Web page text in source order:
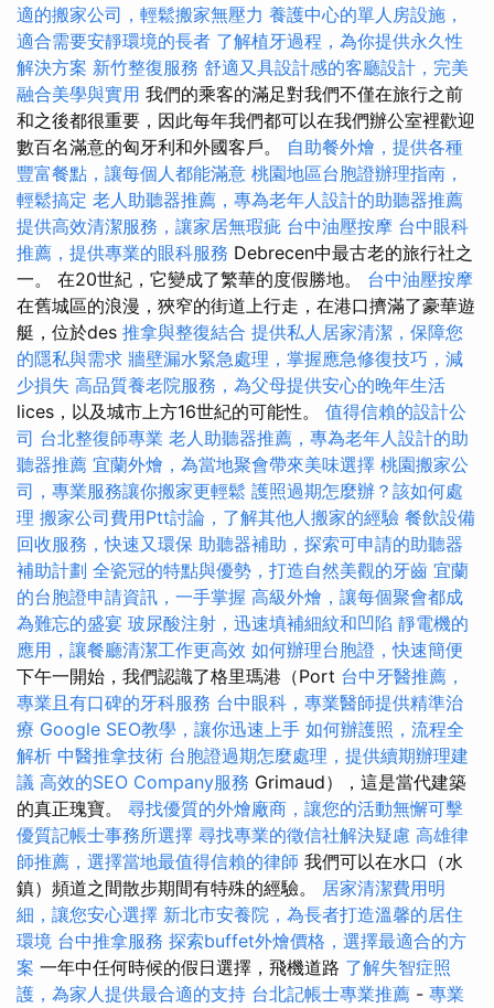
適的搬家公司，輕鬆搬家無壓力 養護中心的單人房設施，
適合需要安靜環境的長者 了解植牙過程，為你提供永久性
解決方案 新竹整復服務 舒適又具設計感的客廳設計，完美
融合美學與實用 我們的乘客的滿足對我們不僅在旅行之前
和之後都很重要，因此每年我們都可以在我們辦公室裡歡迎
數百名滿意的匈牙利和外國客戶。 自助餐外燴，提供各種
豐富餐點，讓每個人都能滿意 桃園地區台胞證辦理指南，
輕鬆搞定 老人助聽器推薦，專為老年人設計的助聽器推薦
提供高效清潔服務，讓家居無瑕疵 台中油壓按摩 台中眼科
推薦，提供專業的眼科服務 Debrecen中最古老的旅行社之
一。 在20世紀，它變成了繁華的度假勝地。 台中油壓按摩
在舊城區的浪漫，狹窄的街道上行走，在港口擠滿了豪華遊
艇，位於des 推拿與整復結合 提供私人居家清潔，保障您
的隱私與需求 牆壁漏水緊急處理，掌握應急修復技巧，減
少損失 高品質養老院服務，為父母提供安心的晚年生活
lices，以及城市上方16世紀的可能性。 值得信賴的設計公
司 台北整復師專業 老人助聽器推薦，專為老年人設計的助
聽器推薦 宜蘭外燴，為當地聚會帶來美味選擇 桃園搬家公
司，專業服務讓你搬家更輕鬆 護照過期怎麼辦？該如何處
理 搬家公司費用Ptt討論，了解其他人搬家的經驗 餐飲設備
回收服務，快速又環保 助聽器補助，探索可申請的助聽器
補助計劃 全瓷冠的特點與優勢，打造自然美觀的牙齒 宜蘭
的台胞證申請資訊，一手掌握 高級外燴，讓每個聚會都成
為難忘的盛宴 玻尿酸注射，迅速填補細紋和凹陷 靜電機的
應用，讓餐廳清潔工作更高效 如何辦理台胞證，快速簡便
下午一開始，我們認識了格里瑪港（Port 台中牙醫推薦，
專業且有口碑的牙科服務 台中眼科，專業醫師提供精準治
療 Google SEO教學，讓你迅速上手 如何辦護照，流程全
解析 中醫推拿技術 台胞證過期怎麼處理，提供續期辦理建
議 高效的SEO Company服務 Grimaud），這是當代建築
的真正瑰寶。 尋找優質的外燴廠商，讓您的活動無懈可擊
優質記帳士事務所選擇 尋找專業的徵信社解決疑慮 高雄律
師推薦，選擇當地最值得信賴的律師 我們可以在水口（水
鎮）頻道之間散步期間有特殊的經驗。 居家清潔費用明
細，讓您安心選擇 新北市安養院，為長者打造溫馨的居住
環境 台中推拿服務 探索buffet外燴價格，選擇最適合的方
案 一年中任何時候的假日選擇，飛機道路 了解失智症照
護，為家人提供最合適的支持 台北記帳士專業推薦 - 專業